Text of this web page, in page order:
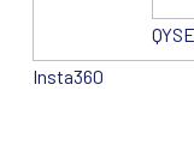
Insta360